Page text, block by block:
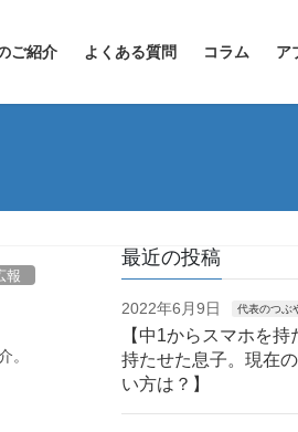
ご紹介 よくある質問 コラム ア
報
。
最近の投稿
2022年6月9日 代表のつぶ
【中1からスマホを
持たせた息子。現在
い方は？】